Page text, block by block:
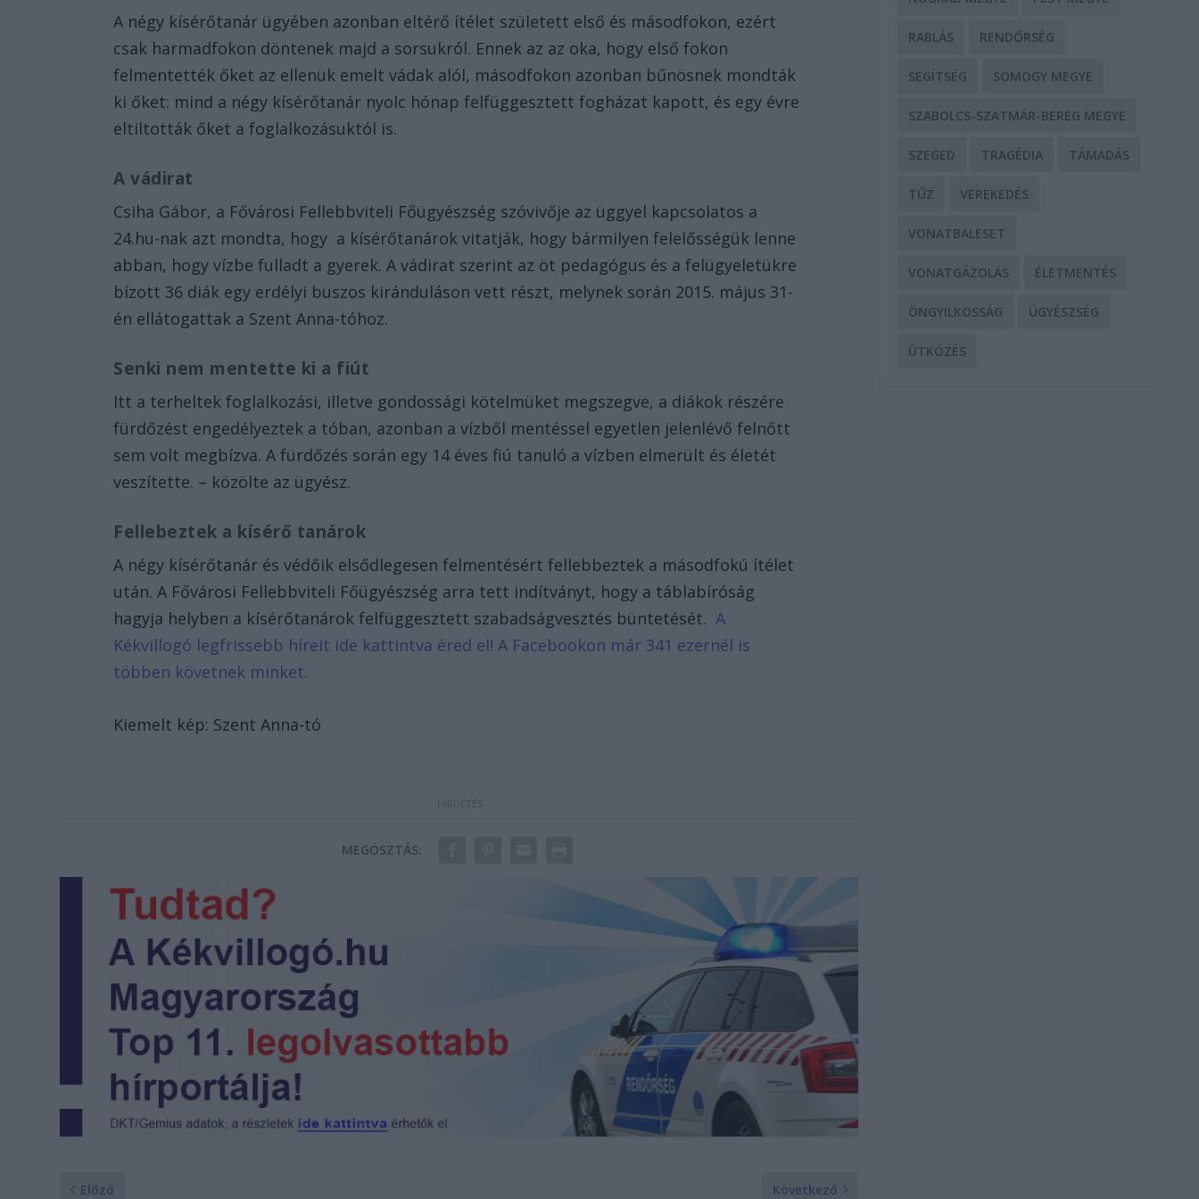
A négy kísérőtanár ügyében azonban eltérő ítélet született első és másodfokon, ezért
csak harmadfokon döntenek majd a sorsukról. Ennek az az oka, hogy első fokon
felmentették őket az ellenük emelt vádak alól, másodfokon azonban bűnösnek mondták
ki őket: mind a négy kísérőtanár nyolc hónap felfüggesztett fogházat kapott, és egy évre
eltiltották őket a foglalkozásuktól is.
A vádirat
Csiha Gábor, a Fővárosi Fellebbviteli Főügyészség szóvivője az üggyel kapcsolatos a
24.hu-nak azt mondta, hogy a kísérőtanárok vitatják, hogy bármilyen felelősségük lenne
abban, hogy vízbe fulladt a gyerek. A vádirat szerint az öt pedagógus és a felügyeletükre
bízott 36 diák egy erdélyi buszos kiránduláson vett részt, melynek során 2015. május 31-
én ellátogattak a Szent Anna-tóhoz.
Senki nem mentette ki a fiút
Itt a terheltek foglalkozási, illetve gondossági kötelmüket megszegve, a diákok részére
fürdőzést engedélyeztek a tóban, azonban a vízből mentéssel egyetlen jelenlévő felnőtt
sem volt megbízva. A fürdőzés során egy 14 éves fiú tanuló a vízben elmerült és életét
veszítette. – közölte az ügyész.
Fellebeztek a kísérő tanárok
A négy kísérőtanár és védőik elsődlegesen felmentésért fellebbeztek a másodfokú ítélet
után. A Fővárosi Fellebbviteli Főügyészség arra tett indítványt, hogy a táblabíróság
hagyja helyben a kísérőtanárok felfüggesztett szabadságvesztés büntetését. A
Kékvillogó legfrissebb híreit ide kattintva éred el! A Facebookon már 341 ezernél is
többen követnek minket.
Kiemelt kép: Szent Anna-tó
MEGOSZTÁS:
Előző Következő
RABLÁS RENDŐRSÉG
SEGÍTSÉG SOMOGY MEGYE
SZABOLCS-SZATMÁR-BEREG MEGYE
SZEGED TRAGÉDIA TÁMADÁS
TŰZ VEREKEDÉS
VONATBALESET
VONATGÁZOLÁS ÉLETMENTÉS
ÖNGYILKOSSÁG ÜGYÉSZSÉG
ÜTKÖZÉS